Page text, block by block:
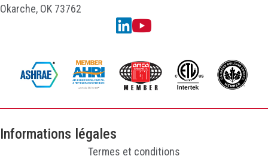
Okarche, OK 73762
Linkedin
YouTube
Informations légales
Termes et conditions